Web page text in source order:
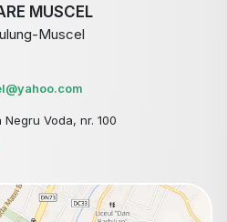
MUSCEL
Muscel
Voda, nr. 100